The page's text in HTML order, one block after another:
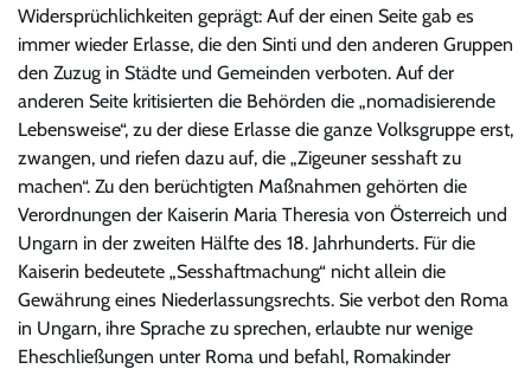
Widersprüchlichkeiten geprägt: Auf der einen Seite gab es
immer wieder Erlasse, die den Sinti und den anderen Gruppen
den Zuzug in Städte und Gemeinden verboten. Auf der
anderen Seite kritisierten die Behörden die „nomadisierende
Lebensweise“, zu der diese Erlasse die ganze Volksgruppe erst,
zwangen, und riefen dazu auf, die „Zigeuner sesshaft zu
machen“. Zu den berüchtigten Maßnahmen gehörten die
Verordnungen der Kaiserin Maria Theresia von Österreich und
Ungarn in der zweiten Hälfte des 18. Jahrhunderts. Für die
Kaiserin bedeutete „Sesshaftmachung“ nicht allein die
Gewährung eines Niederlassungsrechts. Sie verbot den Roma
in Ungarn, ihre Sprache zu sprechen, erlaubte nur wenige
Eheschließungen unter Roma und befahl, Romakinder